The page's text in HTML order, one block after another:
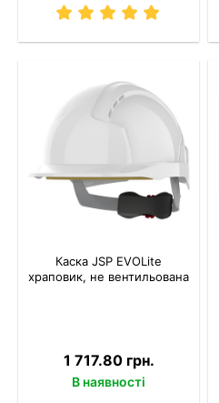
Каска JSP EVOLite
храповик, не вентильована
1 717.80 грн.
В наявності